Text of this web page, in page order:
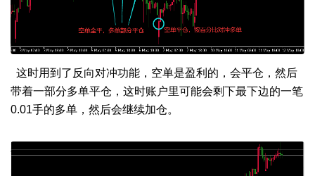
这时用到了反向对冲功能，空单是盈利的，会平仓，然后
带着一部分多单平仓，这时账户里可能会剩下最下边的一笔
0.01手的多单，然后会继续加仓。